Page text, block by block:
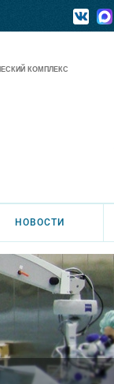
КОМПЛЕКС
НОВОСТИ